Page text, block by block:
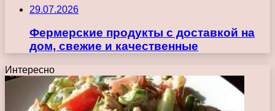
29.07.2026
Фермерские продукты с доставкой на
дом, свежие и качественные
Интересно